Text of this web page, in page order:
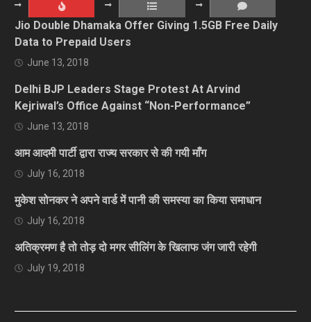
Jio Double Dhamaka Offer Giving 1.5GB Free Daily
Data to Prepaid Users
June 13, 2018
Delhi BJP Leaders Stage Protest At Arvind
Kejriwal’s Office Against “Non-Performance”
June 13, 2018
आम आदमी पार्टी द्वारा राज्य सरकार से की गयी माँग
July 16, 2018
मुकेश सोनकर ने अपने वार्ड में पानी की समस्या का किया समाधान
July 16, 2018
अतिक्रमण है तो तोड़ दो मगर सीलिंग के खिलाफ जंग जारी रहेगी
July 19, 2018